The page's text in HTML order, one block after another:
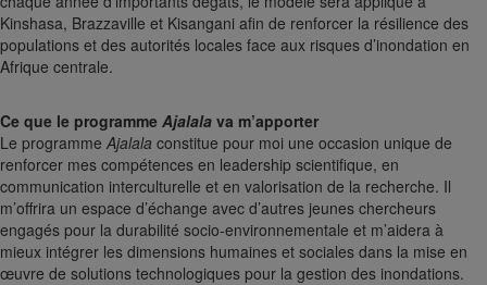
Kinshasa, Brazzaville et Kisangani afin de renforcer la résilience des
populations et des autorités locales face aux risques d’inondation en
Afrique centrale.
Ce que le programme Ajalala va m’apporter
Le programme Ajalala constitue pour moi une occasion unique de
renforcer mes compétences en leadership scientifique, en
communication interculturelle et en valorisation de la recherche. Il
m’offrira un espace d’échange avec d’autres jeunes chercheurs
engagés pour la durabilité socio-environnementale et m’aidera à
mieux intégrer les dimensions humaines et sociales dans la mise en
œuvre de solutions technologiques pour la gestion des inondations.